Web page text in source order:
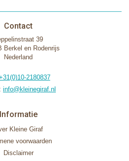
Contact
39
Berkel en Rodenrijs
Nederland
2180837
info@kleinegiraf.nl
Informatie
Kleine Giraf
voorwaarden
Disclaimer